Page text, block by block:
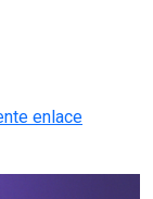
enlace